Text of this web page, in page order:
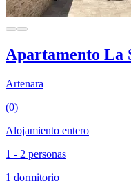
Apartamento La
Artenara
(0)
Alojamiento entero
1 - 2 personas
1 dormitorio